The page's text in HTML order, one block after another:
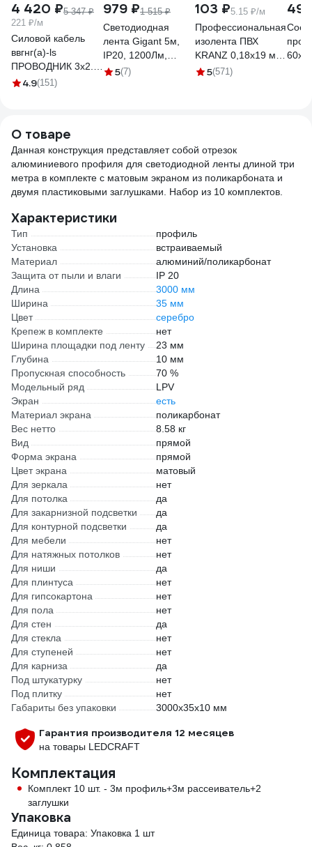
4 420 ₽5 347 ₽
221 ₽/м
Силовой кабель
ввгнг(a)-ls
ПРОВОДНИК 3x2.5
мм2, 20м
4.9(151)
979 ₽1 515 ₽
Светодиодная
лента Gigant 5м,
IP20, 1200Лм,
4000К G-HT24V-
5(7)
103 ₽5.15 ₽/м
Профессиональная
изолента ПВХ
KRANZ 0,18х19 мм,
20 м, черная KR-
5(571)
60x6
О товаре
Данная конструкция представляет собой отрезок
алюминиевого профиля для светодиодной ленты длиной три
метра в комплекте с матовым экраном из поликарбоната и
двумя пластиковыми заглушками. Набор из 10 комплектов.
Характеристики
Тип
профиль
Установка
встраиваемый
Материал
алюминий/поликарбонат
Защита от пыли и влаги
IP 20
Длина
3000 мм
Ширина
35 мм
Цвет
серебро
Крепеж в комплекте
нет
Ширина площадки под ленту
23 мм
Глубина
10 мм
Пропускная способность
70 %
Модельный ряд
LPV
Экран
есть
Материал экрана
поликарбонат
Вес нетто
8.58 кг
Вид
прямой
Форма экрана
прямой
Цвет экрана
матовый
Для зеркала
нет
Для потолка
да
Для закарнизной подсветки
да
Для контурной подсветки
да
Для мебели
нет
Для натяжных потолков
нет
Для ниши
да
Для плинтуса
нет
Для гипсокартона
нет
Для пола
нет
Для стен
да
Для стекла
нет
Для ступеней
нет
Для карниза
да
Под штукатурку
нет
Под плитку
нет
Габариты без упаковки
3000x35x10 мм
Гарантия производителя 12 месяцев
на товары LEDCRAFT
Комплектация
Комплект 10 шт. - 3м профиль+3м рассеиватель+2
заглушки
Упаковка
Единица товара: Упаковка 1 шт